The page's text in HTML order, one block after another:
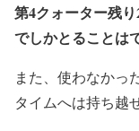
第4クォーター残
でしかとることは
また、使わなかっ
タイムへは持ち越